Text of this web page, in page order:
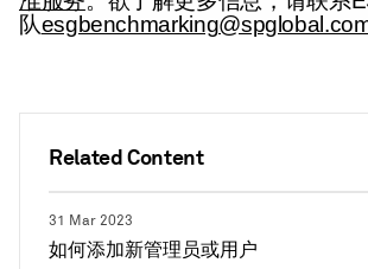
Related Content
31 Mar 2023
如何添加新管理员或用户
队